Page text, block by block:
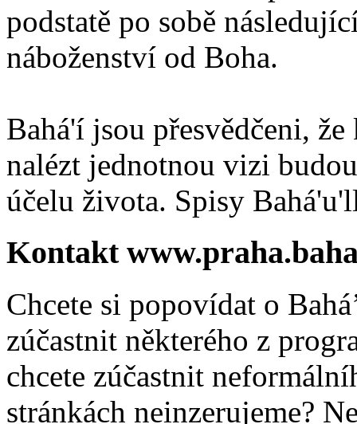
podstatě po sobě
náboženství od Boha.
Bahá'í jsou přesvědčeni,
nalézt jednotnou vizi
účelu života. Spisy
Kontakt
Chcete si popovídat o
zúčastnit některého z
chcete zúčastnit
stránkách neinzerujeme?